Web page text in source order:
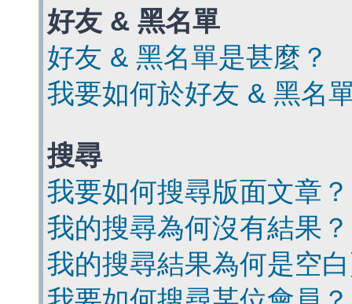
好友 & 黑名單
好友 & 黑名單是甚麼？
我要如何於好友 & 黑名
搜尋
我要如何搜尋版面文章？
我的搜尋為何沒有結果？
我的搜尋結果為何是空